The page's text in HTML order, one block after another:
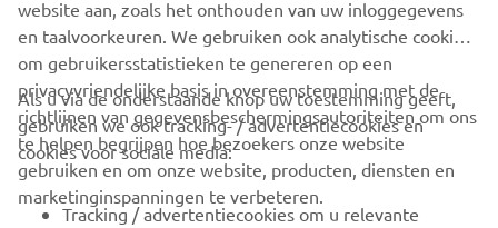
Ontdek meer
CORPORATE
VOOR BEDRIJVEN
website aan, zoals het onthouden van uw inloggegevens
en taalvoorkeuren. We gebruiken ook analytische cookies
om gebruikersstatistieken te genereren op een
privacyvriendelijke basis in overeenstemming met de
richtlijnen van gegevensbeschermingsautoriteiten om ons
te helpen begrijpen hoe bezoekers onze website
gebruiken en om onze website, producten, diensten en
marketinginspanningen te verbeteren.
Als u via de onderstaande knop uw toestemming geeft,
gebruiken we ook tracking- / advertentiecookies en
cookies voor sociale media:
Tracking / advertentiecookies om u relevante